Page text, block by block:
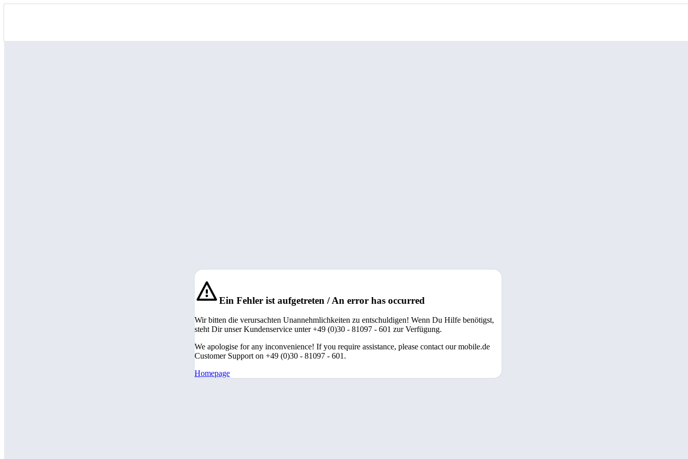
Ein Fehler ist aufgetreten / An error has occurred
Wir bitten die verursachten Unannehmlichkeiten zu entschuldigen! Wenn Du Hilfe benötigst,
steht Dir unser Kundenservice unter +49 (0)30 - 81097 - 601 zur Verfügung.
We apologise for any inconvenience! If you require assistance, please contact our mobile.de
Customer Support on +49 (0)30 - 81097 - 601.
Homepage